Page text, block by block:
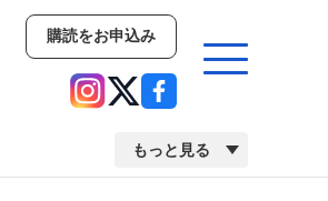
購読をお申込み
もっと見る